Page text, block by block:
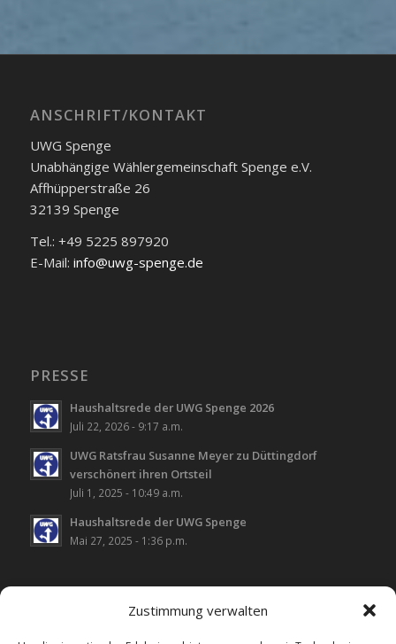
Zustimmung verwalten
ANSCHRIFT/KONTAKT
UWG Spenge
Unabhängige Wählergemeinschaft Spenge e.V.
Affhüpperstraße 26
32139 Spenge
Tel.: +49 5225 897920
E-Mail: info@uwg-spenge.de
PRESSE
Haushaltsrede der UWG Spenge 2026
Juli 22, 2026 - 9:17 a.m.
UWG Ratsfrau Susanne Meyer zu Düttingdorf
verschönert ihren Ortsteil
Juli 1, 2025 - 10:49 a.m.
Haushaltsrede der UWG Spenge
Mai 27, 2025 - 1:36 p.m.